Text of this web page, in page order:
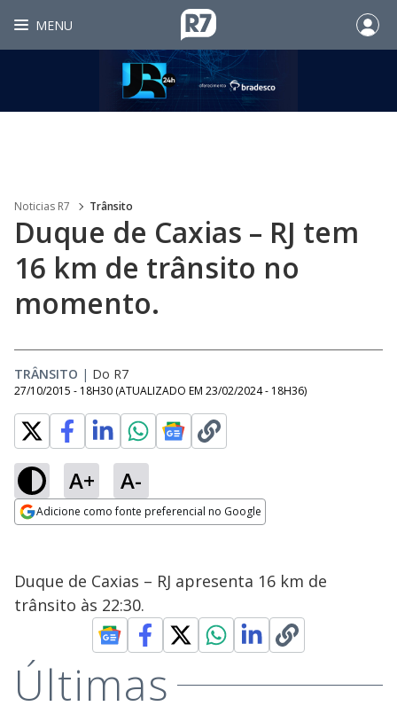
MENU
Noticias R7 Trânsito
Duque de Caxias – RJ tem
16 km de trânsito no
momento.
TRÂNSITO | Do R7
27/10/2015 - 18H30 (ATUALIZADO EM 23/02/2024 - 18H36)
A+ A-
Adicione como fonte preferencial no Google
Duque de Caxias – RJ apresenta 16 km de
trânsito às 22:30.
Últimas